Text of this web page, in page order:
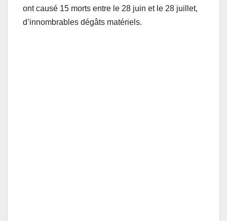
ont causé 15 morts entre le 28 juin et le 28 juillet,
d’innombrables dégâts matériels.